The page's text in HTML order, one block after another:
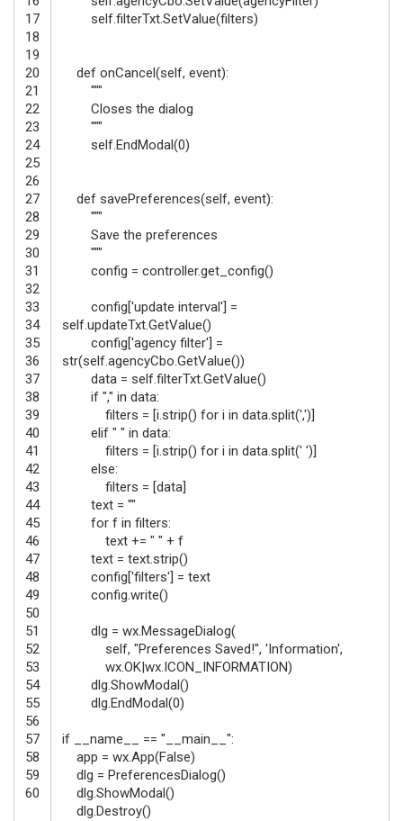
17
18
19
20
21
22
23
24
25
26
27
28
29
30
31
32
33
34
35
36
37
38
39
40
41
42
43
44
45
46
47
48
49
50
51
52
53
54
55
56
57
58
59
60
self.filterTxt.SetValue(filters)
def onCancel (self, event):
"""
Closes the dialog
"""
self.EndModal(0)
def savePreferences(self, event):
"""
Save the preferences
"""
config = controller.get_config()
config['update interval' =
self.updateTxt.GetValue()
config['agency filter' =
str(self.agencyCbo.GetValue())
data = self.filterTxt.GetValue()
if "," in data:
filters = [i.strip() for i in data.split(',')
elif " " in data:
filters = [i.strip() for i in data.split(' ')
else:
filters = [data
text = ""
for f in filters:
text += " " + f
text = text.strip()
config['filters' = text
config.write()
dlg = wx.MessageDialog(
self, "Preferences Saved!", 'Information',
wx.OK wx. ICON_INFORMATION)
dlg.ShowModal()
dlg.EndModal(0)
if __name__ == "__main__":
app = wx.App(False)
dlg = PreferencesDialog()
dlg.ShowModal()
dlg.Destroy()